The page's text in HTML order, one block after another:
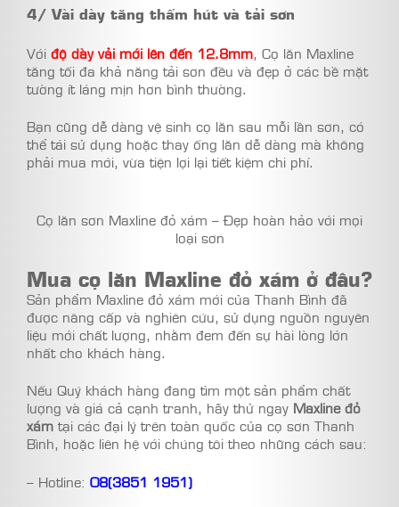
4/ Vài dày tăng thấm hút và tải sơn
Với độ dày vải mới lên đến 12.8mm , Cọ lăn Maxline
tăng tối đa khả năng tải sơn đều và đẹp ở các bề mặt
tường ít láng mịn hơn bình thường.
Bạn cũng dễ dàng vệ sinh cọ lăn sau mỗi lần sơn, có
thể tái sử dụng hoặc thay ống lăn dễ dàng mà không
phải mua mới, vừa tiện lợi lại tiết kiệm chi phí.
Cọ lăn sơn Maxline đỏ xám – Đẹp hoàn hảo với mọi
loại sơn
Mua cọ lăn Maxline đỏ xám ở đâu?
Sản phẩm Maxline đỏ xám mới của Thanh Bình đã
được nâng cấp và nghiên cứu, sử dụng nguồn nguyên
liệu mới chất lượng, nhằm đem đến sự hài lòng lớn
nhất cho khách hàng.
Nếu Quý khách hàng đang tìm một sản phẩm chất
lượng và giá cả cạnh tranh, hãy thử ngay Maxline đỏ
xám tại các đại lý trên toàn quốc của cọ sơn Thanh
Bình, hoặc liên hệ với chúng tôi theo những cách sau:
– Hotline: 08(3851 1951)